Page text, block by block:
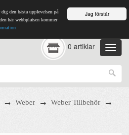
Jag förstår
den bästa upplevelsen på
här webbplatsen kommer
0 artiklar
→ Weber → Weber Tillbehör →